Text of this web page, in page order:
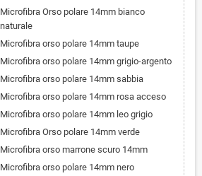
Microfibra Orso polare 14mm bianco
naturale
Microfibra orso polare 14mm taupe
Microfibra orso polare 14mm grigio-argento
Microfibra orso polare 14mm sabbia
Microfibra orso polare 14mm rosa acceso
Microfibra orso polare 14mm leo grigio
Microfibra Orso polare 14mm verde
Microfibra orso marrone scuro 14mm
Microfibra orso polare 14mm nero